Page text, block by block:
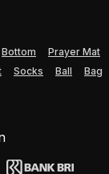
Bottom
Prayer Mat
Socks Ball
Bag